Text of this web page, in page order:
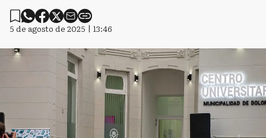
5 de agosto de 2025 | 13:46